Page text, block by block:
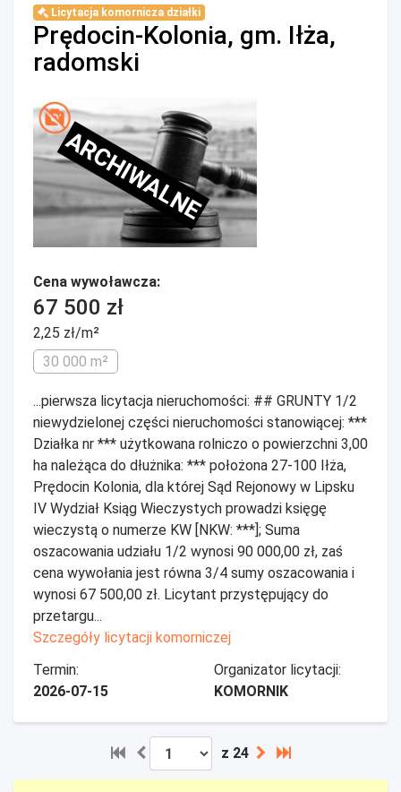
Licytacja komornicza działki
Prędocin-Kolonia, gm. Iłża,
radomski
ARCHIWALNE
Cena wywoławcza:
67 500 zł
2,25 zł/m²
30 000 m²
...pierwsza licytacja nieruchomości: ## GRUNTY 1/2
niewydzielonej części nieruchomości stanowiącej: ***
Działka nr *** użytkowana rolniczo o powierzchni 3,00
ha należąca do dłużnika: *** położona 27-100 Iłża,
Prędocin Kolonia, dla której Sąd Rejonowy w Lipsku
IV Wydział Ksiąg Wieczystych prowadzi księgę
wieczystą o numerze KW [NKW: ***]; Suma
oszacowania udziału 1/2 wynosi 90 000,00 zł, zaś
cena wywołania jest równa 3/4 sumy oszacowania i
wynosi 67 500,00 zł. Licytant przystępujący do
przetargu...
Szczegóły licytacji komorniczej
Termin:
2026-07-15
Organizator licytacji:
KOMORNIK
z 24